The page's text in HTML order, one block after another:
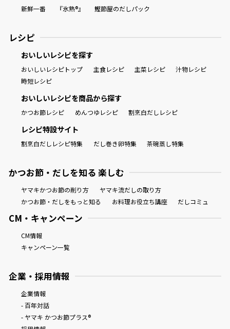
新鮮一番 『氷熟®』 鰹節屋のだしパック
レシピ
おいしいレシピを探す
おいしいレシピトップ 主食レシピ 主菜レシピ
汁物レシピ
時短レシピ
おいしいレシピを商品から探す
かつお節レシピ めんつゆレシピ 割烹白だしレシピ
レシピ特設サイト
割烹白だしレシピ特集 だし巻き卵特集 茶碗蒸し特集
かつお節・だしを知る 楽しむ
ヤマキかつお節の削り方
ヤマキ流だしの取り方
かつお節・だしをもっと知る
お料理お役立ち講座 だしコミュ
CM・キャンペーン
CM情報
キャンペーン一覧
企業・採用情報
企業情報
- 百年対話
- ヤマキ かつお節プラス®